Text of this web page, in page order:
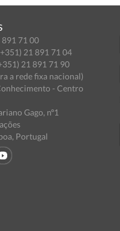
891 71 00
21 891 71 04
21 891 71 90
a rede fixa nacional)
- Centro
Gago, nº1
Portugal